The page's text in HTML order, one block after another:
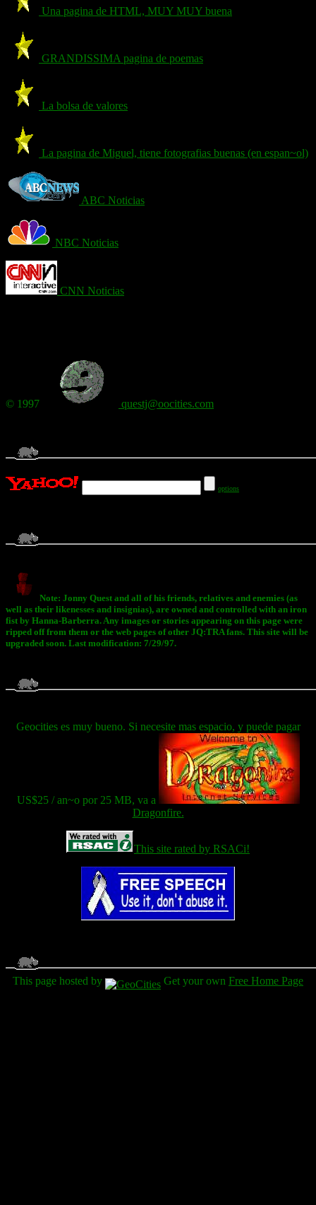
Una pagina de HTML, MUY MUY buena
GRANDISSIMA pagina de poemas
La bolsa de valores
La pagina de Miguel, tiene fotografias buenas (en espan~ol)
ABC Noticias
NBC Noticias
CNN Noticias
© 1997 questj@oocities.com
options
Note: Jonny Quest and all of his friends, relatives and enemies (as
well as their likenesses and insignias), are owned and controlled with an iron
fist by Hanna-Barberra. Any images or stories appearing on this page were
ripped off from them or the web pages of other JQ:TRA fans. This site will be
upgraded soon. Last modification: 7/29/97.
Geocities es muy bueno. Si necesite mas espacio, y puede pagar
US$25 / an~o por 25 MB, va a
Dragonfire.
This site rated by RSACi!
This page hosted by Get your own Free Home Page